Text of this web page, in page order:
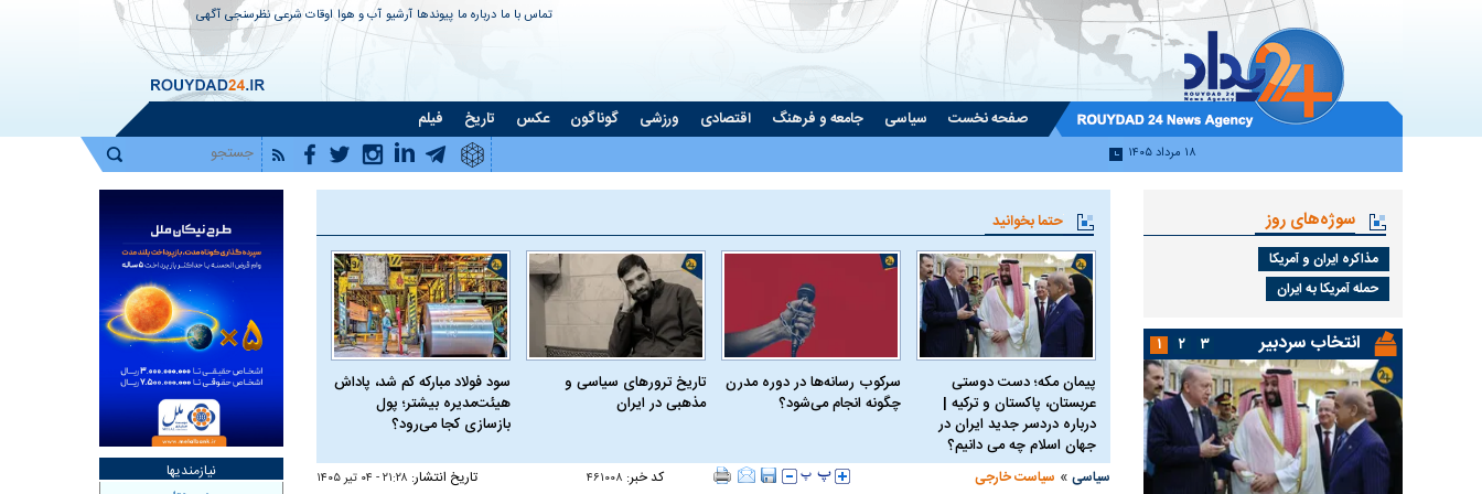
تماس با ما درباره ما پیوندها آرشیو آب و هوا اوقات شرعی نظرسنجی آگهی
صفحه نخست سیاسی جامعه و فرهنگ اقتصادی ورزشی گوناگون عکس تاریخ فیلم
۱۸ مرداد ۱۴۰۵
حتما بخوانید
پیمان مکه؛ دست دوستی
عربستان، پاکستان و ترکیه |
درباره دردسر جدید ایران در
جهان اسلام چه می دانیم؟
سرکوب رسانه‌ها در دوره مدرن
چگونه انجام می‌شود؟
تاریخ ترورهای سیاسی و
مذهبی در ایران
سود فولاد مبارکه کم شد، پاداش
هیئت‌مدیره بیشتر؛ پول
بازسازی کجا می‌رود؟
سیاسی » سیاست خارجی کد خبر: ۴۶۱۰۰۸ تاریخ انتشار: ۲۱:۲۸ - ۰۴ تير ۱۴۰۵
سوژه‌های روز
مذاکره ایران و آمریکا
حمله آمریکا به ایران
انتخاب سردبیر ۱ ۲ ۳
نیازمندیها